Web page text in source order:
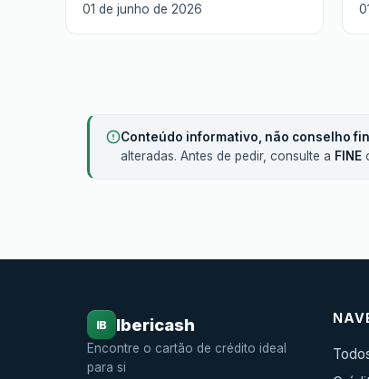
01 de junho de 2026
Conteúdo informativo, não conselho
alteradas. Antes de pedir, consulte a FINE
IB Ibericash
Encontre o cartão de crédito ideal
para si